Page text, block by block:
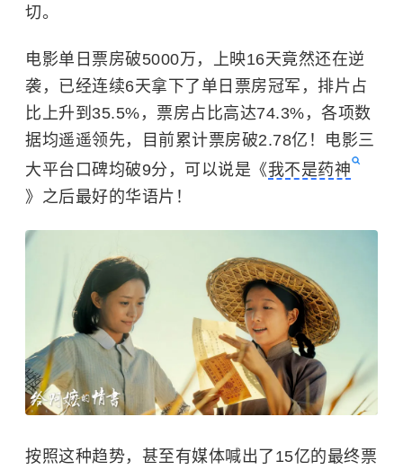
切。
电影单日票房破5000万，上映16天竟然还在逆
袭，已经连续6天拿下了单日票房冠军，排片占
比上升到35.5%，票房占比高达74.3%，各项数
据均遥遥领先，目前累计票房破2.78亿！电影三
大平台口碑均破9分，可以说是《我不是药神
》之后最好的华语片！
按照这种趋势，甚至有媒体喊出了15亿的最终票